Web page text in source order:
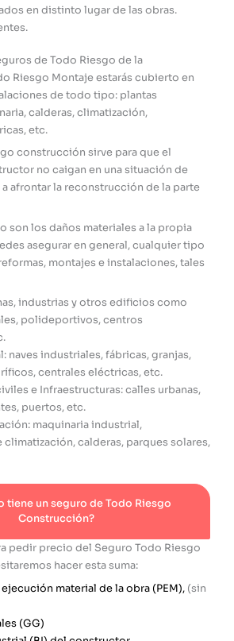
en distinto lugar de las obras.
de Todo Riesgo de la
Riesgo Montaje estarás cubierto en
de todo tipo: plantas
calderas, climatización,
etc.
construcción sirve para que el
no caigan en una situación de
afrontar la reconstrucción de la parte
son los daños materiales a la propia
asegurar en general, cualquier tipo
montajes e instalaciones, tales
industrias y otros edificios como
polideportivos, centros
naves industriales, fábricas, granjas,
centrales eléctricas, etc.
e Infraestructuras: calles urbanas,
puertos, etc.
maquinaria industrial,
calderas, parques solares,
tiene un seguro de Todo Riesgo
Construcción?
pedir precio del Seguro Todo Riesgo
hacer esta suma:
material de la obra (PEM), (sin
(GG)